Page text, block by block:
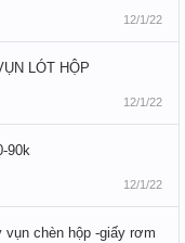
12/1/22
LÓT HỘP
12/1/22
90k
12/1/22
vụn chèn hộp -giấy rơm